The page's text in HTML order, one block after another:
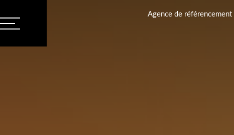
Agence de